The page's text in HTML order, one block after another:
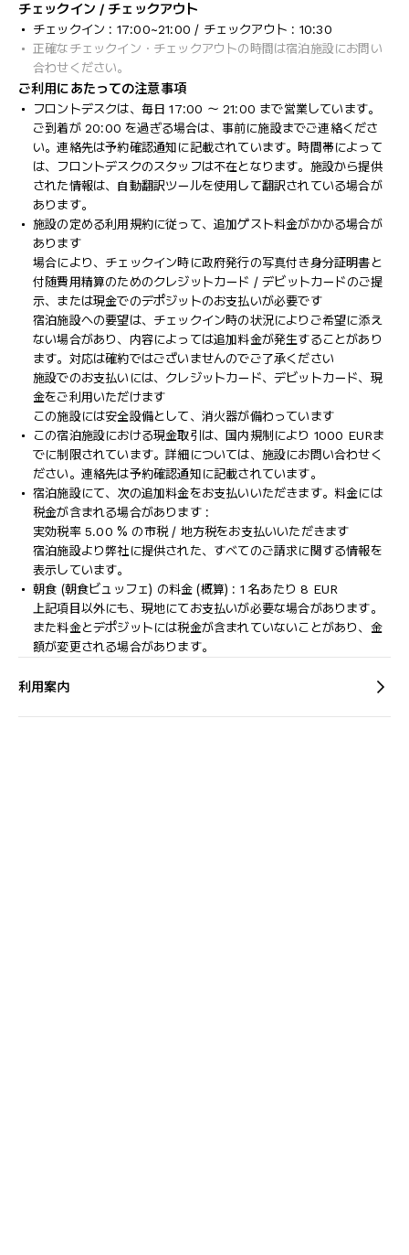
チェックイン / チェックアウト
チェックイン : 17:00~21:00 / チェックアウト : 10:30
正確なチェックイン・チェックアウトの時間は宿泊施設にお問い
合わせください。
ご利用にあたっての注意事項
フロントデスクは、毎日 17:00 ～ 21:00 まで営業しています。
ご到着が 20:00 を過ぎる場合は、事前に施設までご連絡くださ
い。連絡先は予約確認通知に記載されています。時間帯によって
は、フロントデスクのスタッフは不在となります。施設から提供
された情報は、自動翻訳ツールを使用して翻訳されている場合が
あります。
施設の定める利用規約に従って、追加ゲスト料金がかかる場合が
あります
場合により、チェックイン時に政府発行の写真付き身分証明書と
付随費用精算のためのクレジットカード / デビットカードのご提
示、または現金でのデポジットのお支払いが必要です
宿泊施設への要望は、チェックイン時の状況によりご希望に添え
ない場合があり、内容によっては追加料金が発生することがあり
ます。対応は確約ではございませんのでご了承ください
施設でのお支払いには、クレジットカード、デビットカード、現
金をご利用いただけます
この施設には安全設備として、消火器が備わっています
この宿泊施設における現金取引は、国内規制により 1000 EURま
でに制限されています。詳細については、施設にお問い合わせく
ださい。連絡先は予約確認通知に記載されています。
宿泊施設にて、次の追加料金をお支払いいただきます。料金には
税金が含まれる場合があります :
実効税率 5.00 % の市税 / 地方税をお支払いいただきます
宿泊施設より弊社に提供された、すべてのご請求に関する情報を
表示しています。
朝食 (朝食ビュッフェ) の料金 (概算) : 1 名あたり 8 EUR
上記項目以外にも、現地にてお支払いが必要な場合があります。
また料金とデポジットには税金が含まれていないことがあり、金
額が変更される場合があります。
利用案内